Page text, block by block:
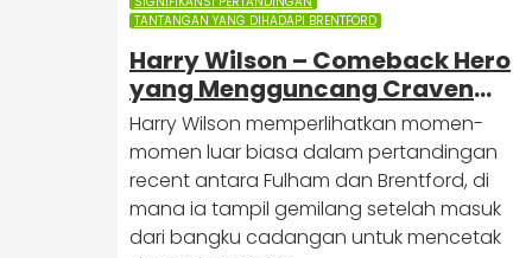
TANTANGAN YANG DIHADAPI BRENTFORD
Harry Wilson – Comeback Hero
yang Mengguncang Craven
Cottage dengan Dua Gol
Dramatis
Harry Wilson memperlihatkan momen-
momen luar biasa dalam pertandingan
recent antara Fulham dan Brentford, di
mana ia tampil gemilang setelah masuk
dari bangku cadangan untuk mencetak